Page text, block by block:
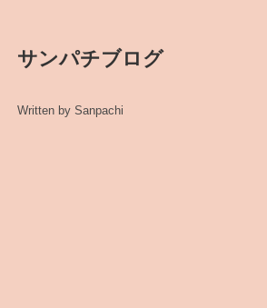
サンパチブログ
Written by Sanpachi